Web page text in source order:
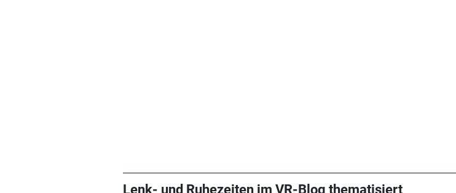
Lenk- und Ruhezeiten im VR-Blog thematisiert